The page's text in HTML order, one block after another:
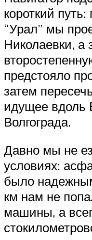
короткий
“Урал” мы
Николаевки, а
предстояло
затем
идущее вдоль
Волгограда.
Давно мы не
условиях:
было
км нам не
машины, а